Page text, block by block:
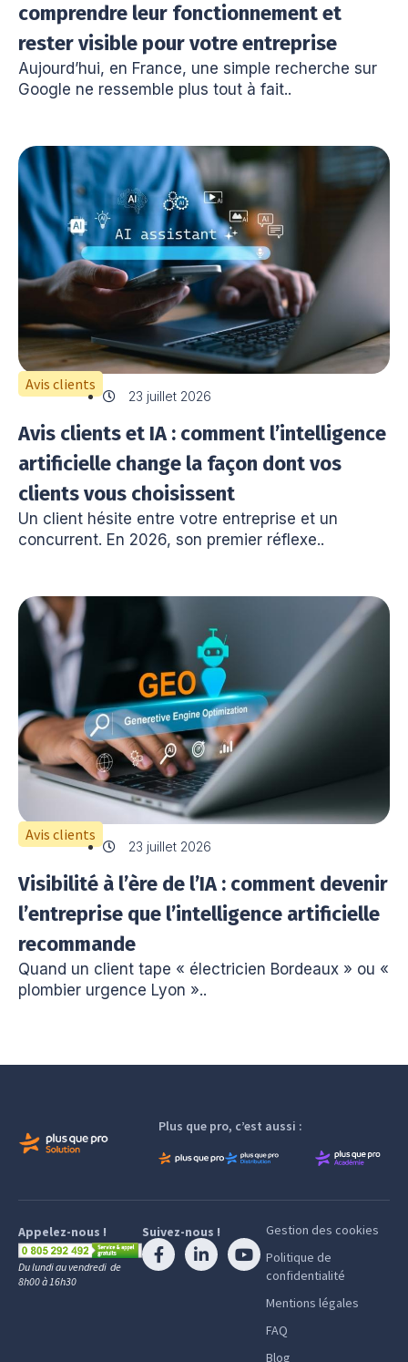
comprendre leur fonctionnement et
rester visible pour votre entreprise
Aujourd’hui, en France, une simple recherche sur
Google ne ressemble plus tout à fait..
Avis clients
23 juillet 2026
Avis clients et IA : comment l’intelligence
artificielle change la façon dont vos
clients vous choisissent
Un client hésite entre votre entreprise et un
concurrent. En 2026, son premier réflexe..
Avis clients
23 juillet 2026
Visibilité à l’ère de l’IA : comment devenir
l’entreprise que l’intelligence artificielle
recommande
Quand un client tape « électricien Bordeaux » ou «
plombier urgence Lyon »..
Plus que pro, c’est aussi :
Appelez-nous !
Du lundi au vendredi de
8h00 à 16h30
Suivez-nous !
Gestion des cookies
Politique de
confidentialité
Mentions légales
FAQ
Blog